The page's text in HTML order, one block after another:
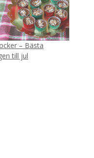
– Bästa
till jul